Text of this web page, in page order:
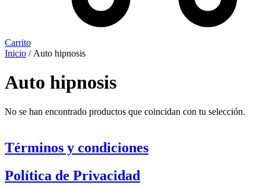
Carrito
Inicio / Auto hipnosis
Auto hipnosis
No se han encontrado productos que coincidan con tu selección.
Términos y condiciones
Política de Privacidad